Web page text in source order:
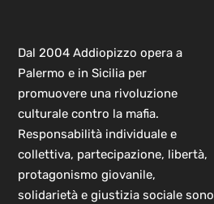
Dal 2004 Addiopizzo opera a
Palermo e in Sicilia per
promuovere una rivoluzione
culturale contro la mafia.
Responsabilità individuale e
collettiva, partecipazione, libertà,
protagonismo giovanile,
solidarietà e giustizia sociale sono